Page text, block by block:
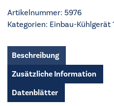
-
EK9C18C1
Artikelnummer: 5976
Kategorien: Einbau-Kühlgerät
Beschreibung
Zusätzliche Information
Datenblätter